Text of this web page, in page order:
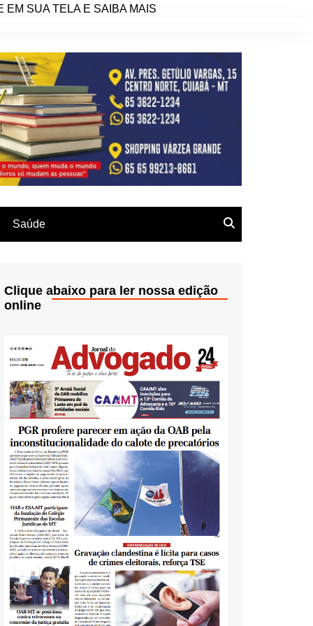
SUA TELA E SAIBA MAIS
Saúde
Clique abaixo para ler nossa edição
online